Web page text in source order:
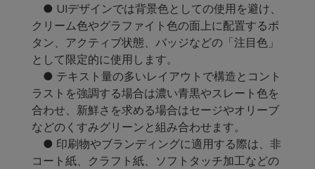
● UIデザインでは背景色としての使用を避け、
クリーム色やグラファイト色の面上に配置するボ
タン、アクティブ状態、バッジなどの「注目色」
として限定的に使用します。
● テキスト量の多いレイアウトで構造とコント
ラストを強調する場合は濃い青黒やスレート色を
合わせ、新鮮さを求める場合はセージやオリーブ
などのくすみグリーンと組み合わせます。
● 印刷物やブランディングに適用する際は、非
コート紙、クラフト紙、ソフトタッチ加工などの